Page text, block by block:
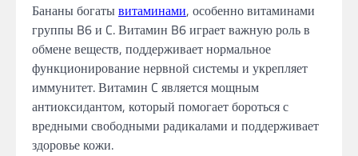
Бананы богатывитаминами, особенно витаминами
группы B6 и C. Витамин B6 играет важную роль в
обмене веществ, поддерживает нормальное
функционирование нервной системы и укрепляет
иммунитет. Витамин C является мощным
антиоксидантом, который помогает бороться с
вредными свободными радикалами и поддерживает
здоровье кожи.